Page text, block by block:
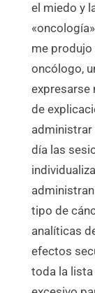
el miedo y
me produjo
oncólogo,
expresarse
de
administrar
día las
tipo de
analíticas
efectos
toda la